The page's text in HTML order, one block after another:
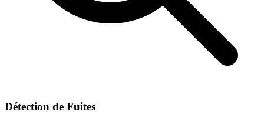
Détection de Fuites